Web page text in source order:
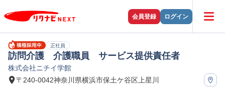
会員登録 ログイン
正社員
訪問介護 介護職員 サービス提供責任者
株式会社ニチイ学館
〒240-0042神奈川県横浜市保土ケ谷区上星川